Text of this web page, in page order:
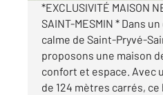
*EXCLUSIVITÉ MAISON
SAINT-MESMIN * Dans
calme de Saint-Pryvé-
proposons une maison
confort et espace. Avec
de 124 mètres carrés,